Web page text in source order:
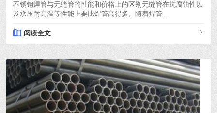
不锈钢焊管与无缝管的性能和价格上的区别无缝管在抗腐蚀性以
及承压耐高温等性能上要比焊管高得多。随着焊管...
阅读全文